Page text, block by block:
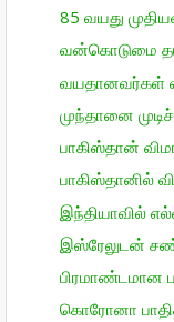
85 வயது
வன்கொடுமை
வயதானவர்கள்
முந்தானை
பாகிஸ்தான்
பாகிஸ்தானில்
இந்தியாவில்
இஸ்ரேலுடன்
பிரமாண்டமான
கொரோனா